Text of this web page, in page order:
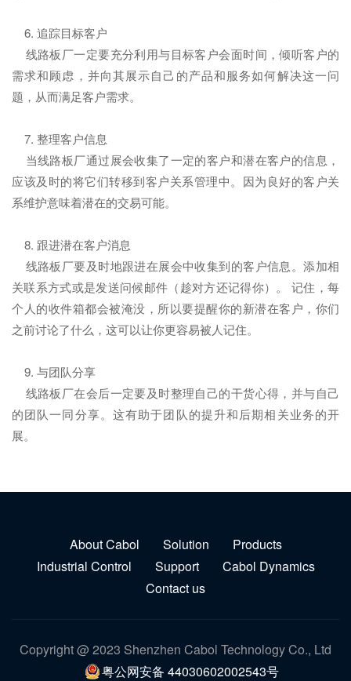
6. 追踪目标客户
线路板厂一定要充分利用与目标客户会面时间，倾听客户的
需求和顾虑，并向其展示自己的产品和服务如何解决这一问
题，从而满足客户需求。
7. 整理客户信息
当线路板厂通过展会收集了一定的客户和潜在客户的信息，
应该及时的将它们转移到客户关系管理中。因为良好的客户关
系维护意味着潜在的交易可能。
8. 跟进潜在客户消息
线路板厂要及时地跟进在展会中收集到的客户信息。添加相
关联系方式或是发送问候邮件（趁对方还记得你）。 记住，每
个人的收件箱都会被淹没，所以要提醒你的新潜在客户，你们
之前讨论了什么，这可以让你更容易被人记住。
9. 与团队分享
线路板厂在会后一定要及时整理自己的干货心得，并与自己
的团队一同分享。这有助于团队的提升和后期相关业务的开
展。
About Cabol Solution
Products
Industrial Control
Support
Cabol Dynamics
Contact us
Copyright @ 2023 Shenzhen Cabol Technology Co., Ltd
粤公网安备 44030602002543号